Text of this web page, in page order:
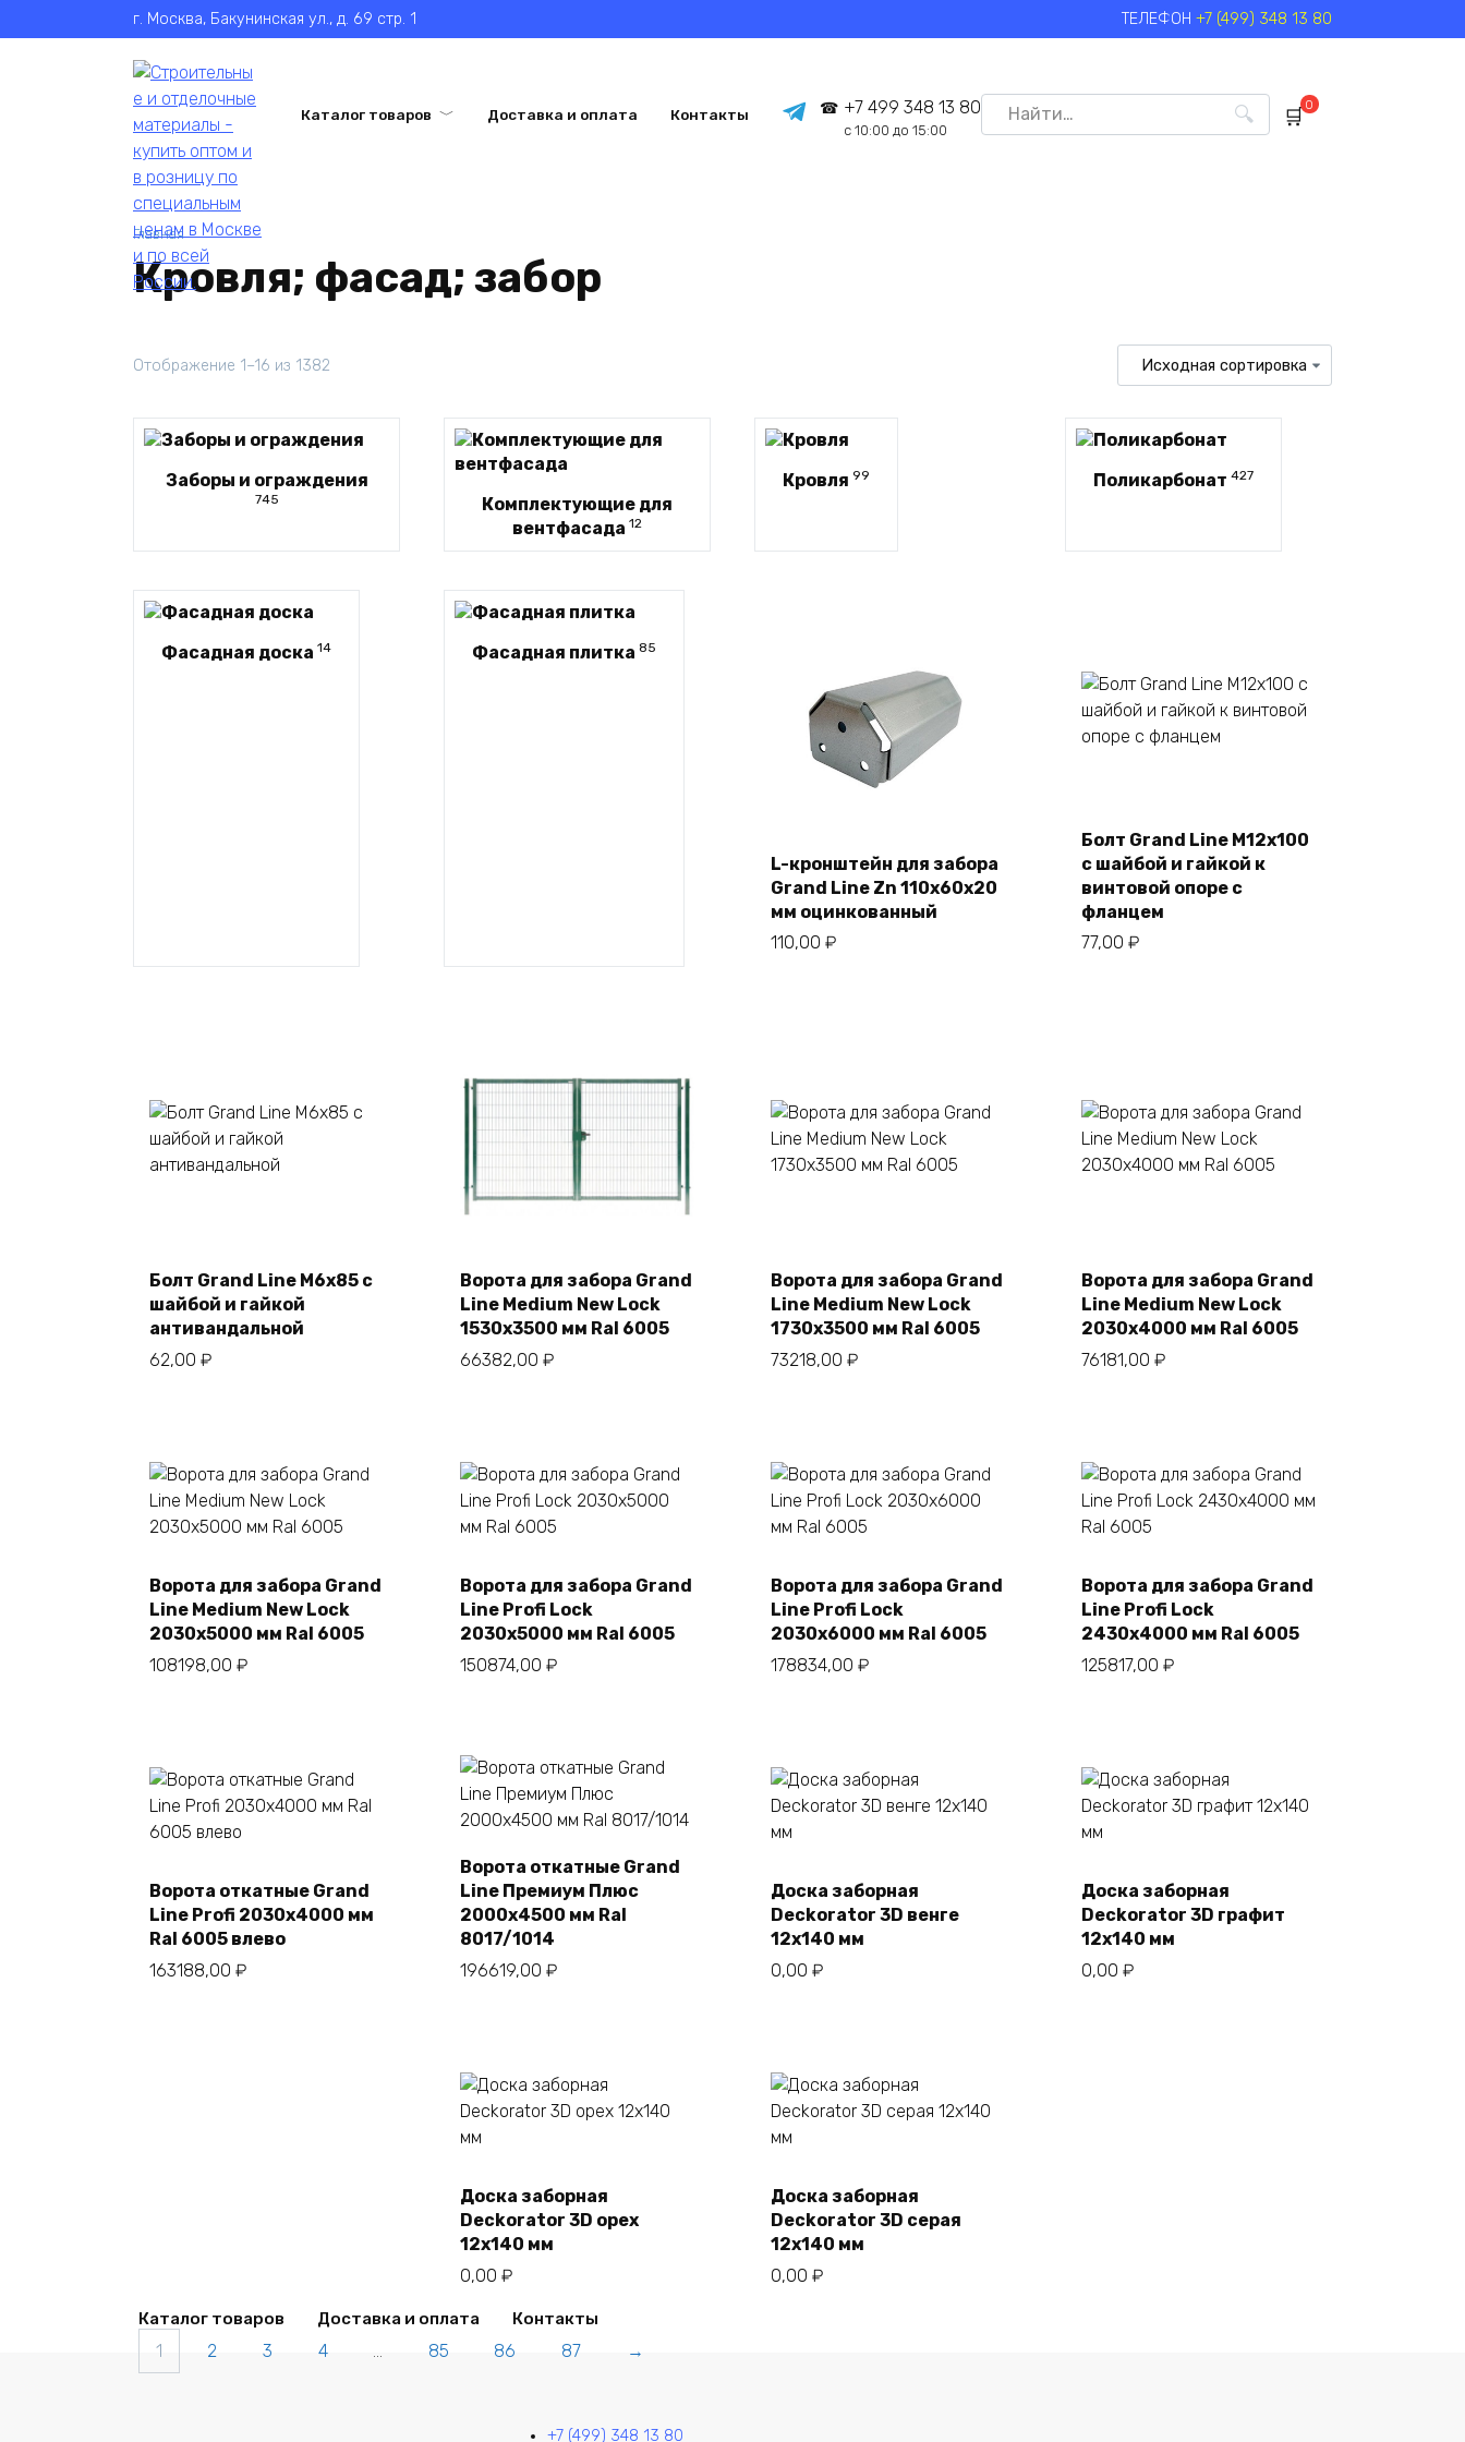
к
г. Москва, Бакунинская ул., д. 69 стр. 1 ТЕЛЕФОН +7 (499) 348 13 80
Каталог товаров Доставка и оплата Контакты +7 499 348 13 80
с 10:00 до 15:00
Search
for:
0
Главная
Кровля; фасад; забор
Отображение 1–16 из 1382
Заборы и ограждения
745
Комплектующие для
вентфасада 12
Кровля 99 Поликарбонат 427
Фасадная доска 14 Фасадная плитка 85
В корзину
L-кронштейн для забора
Grand Line Zn 110х60х20
мм оцинкованный
110,00 ₽
Болт Grand Line М12х100
с шайбой и гайкой к
винтовой опоре с
фланцем
77,00 ₽
Болт Grand Line М6х85 с
шайбой и гайкой
антивандальной
62,00 ₽
В корзину
Ворота для забора Grand
Line Medium New Lock
1530х3500 мм Ral 6005
66382,00 ₽
Ворота для забора Grand
Line Medium New Lock
1730х3500 мм Ral 6005
73218,00 ₽
Ворота для забора Grand
Line Medium New Lock
2030х4000 мм Ral 6005
76181,00 ₽
В корзину
Ворота для забора Grand
Line Medium New Lock
2030х5000 мм Ral 6005
108198,00 ₽
В корзину
Ворота для забора Grand
Line Profi Lock
2030х5000 мм Ral 6005
150874,00 ₽
В корзину
Ворота для забора Grand
Line Profi Lock
2030х6000 мм Ral 6005
178834,00 ₽
В корзину
Ворота для забора Grand
Line Profi Lock
2430х4000 мм Ral 6005
125817,00 ₽
В корзину
Ворота откатные Grand
Line Profi 2030х4000 мм
Ral 6005 влево
163188,00 ₽
В корзину
Ворота откатные Grand
Line Премиум Плюс
2000х4500 мм Ral
8017/1014
196619,00 ₽
В корзину
Доска заборная
Deckorator 3D венге
12х140 мм
0,00 ₽
В корзину
Доска заборная
Deckorator 3D графит
12х140 мм
0,00 ₽
В корзину
Доска заборная
Deckorator 3D орех
12х140 мм
0,00 ₽
В корзину
Доска заборная
Deckorator 3D серая
12х140 мм
0,00 ₽
1 2 3 4 … 85 86 87 →
Каталог товаров Доставка и оплата Контакты
+7 (499) 348 13 80